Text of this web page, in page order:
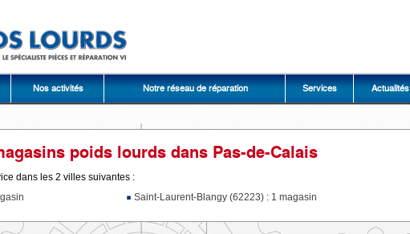
Nos activités Notre réseau de réparation Services Actualités
poids lourds dans Pas-de-Calais
dans les 2 villes suivantes :
Saint-Laurent-Blangy (62223) : 1 magasin